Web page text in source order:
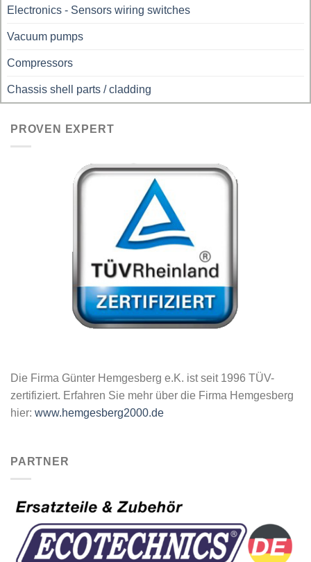
Electronics - Sensors wiring switches
Vacuum pumps
Compressors
Chassis shell parts / cladding
PROVEN EXPERT
Die Firma Günter Hemgesberg e.K. ist seit 1996 TÜV-
zertifiziert. Erfahren Sie mehr über die Firma Hemgesberg
hier: www.hemgesberg2000.de
PARTNER